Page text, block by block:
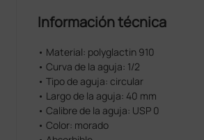
Información técnica
• Material: polyglactin 910
• Curva de la aguja: 1/2
• Tipo de aguja: circular
• Largo de la aguja: 40 mm
• Calibre de la aguja: USP 0
• Color: morado